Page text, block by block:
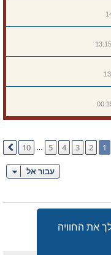
את החוויה
1
2
3
4
5
10 הבא
עבור אל